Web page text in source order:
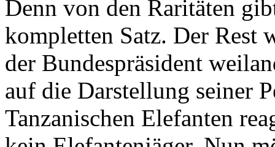
Denn von den Raritäten
kompletten Satz. Der Rest
der Bundespräsident
auf die Darstellung seiner
Tanzanischen Elefanten